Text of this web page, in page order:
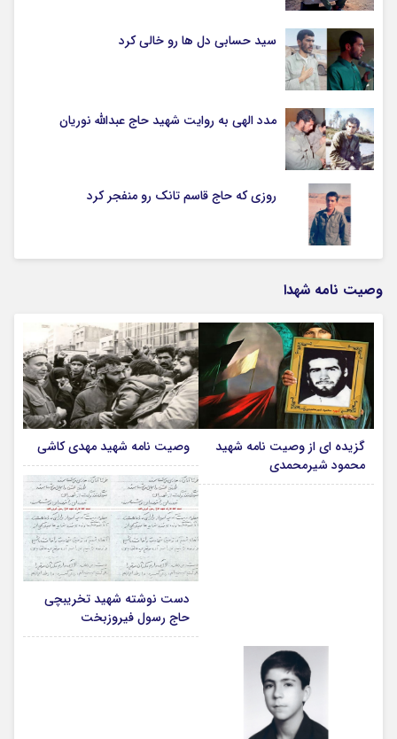
سید حسابی دل ها رو خالی کرد
مدد الهی به روایت شهید حاج عبدالله نوریان
روزی که حاج قاسم تانک رو منفجر کرد
وصیت نامه شهدا
گزیده ای از وصیت نامه شهید
محمود شیرمحمدی
وصیت نامه شهید مهدی کاشی
دست نوشته شهید تخریبچی
حاج رسول فیروزبخت